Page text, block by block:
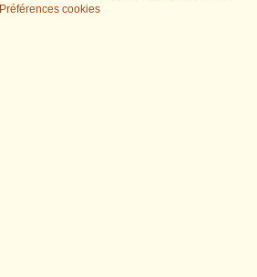
Préférences cookies